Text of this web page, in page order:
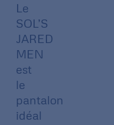
Le
SOL’S
JARED
MEN
est
le
pantalon
idéal